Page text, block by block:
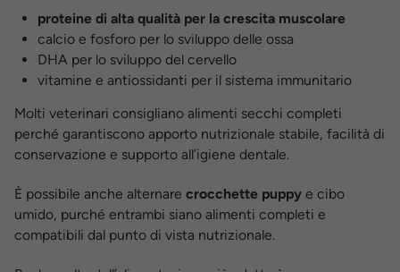
proteine di alta qualità per la crescita muscolare
calcio e fosforo per lo sviluppo delle ossa
DHA per lo sviluppo del cervello
vitamine e antiossidanti per il sistema immunitario
Molti veterinari consigliano alimenti secchi completi
perché garantiscono apporto nutrizionale stabile, facilità di
conservazione e supporto all’igiene dentale.
È possibile anche alternare crocchette puppy e cibo
umido, purché entrambi siano alimenti completi e
compatibili dal punto di vista nutrizionale.